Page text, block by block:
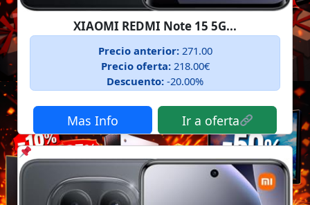
XIAOMI REDMI Note 15 5G...
Precio anterior:271.00
Precio oferta:218.00€
Descuento: -20.00%
Mas Info Ir a oferta